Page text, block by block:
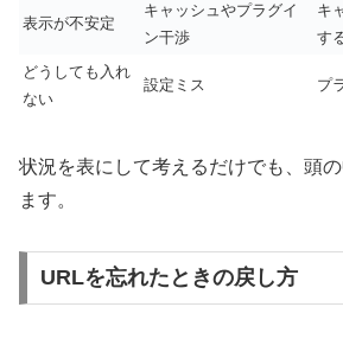
表示が不安定
キャッシュやプラグイ
ン干渉
キ
す
どうしても入れ
ない
設定ミス プ
状況を表にして考えるだけでも、頭
ます。
URLを忘れたときの戻し方